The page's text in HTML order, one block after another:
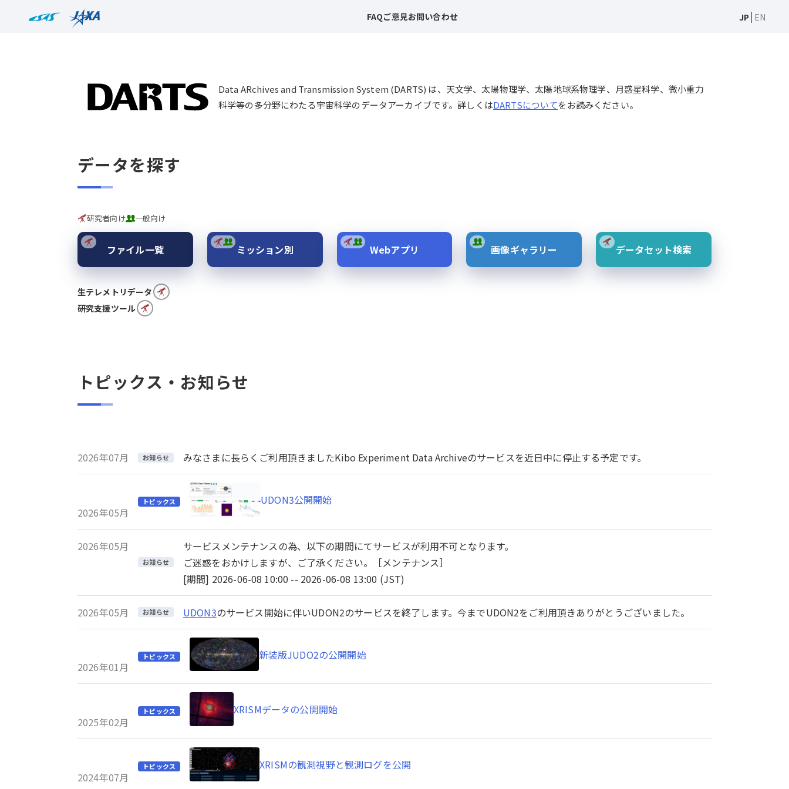
FAQご意見お問い合わせ JP EN
Data ARchives and Transmission System (DARTS) は、天文学、太陽物理学、太陽地球系物理学、月惑星科学、微小重力
科学等の多分野にわたる宇宙科学のデータアーカイブです。詳しくはDARTSについてをお読みください。
データを探す
研究者向け 一般向け
ファイル一覧 ミッション別 Webアプリ 画像ギャラリー データセット検索
生テレメトリデータ
研究支援ツール
トピックス・お知らせ
2026年07月 お知らせ みなさまに長らくご利用頂きましたKibo Experiment Data Archiveのサービスを近日中に停止する予定です。
2026年05月
トピックス UDON3公開開始
2026年05月
お知らせ
サービスメンテナンスの為、以下の期間にてサービスが利用不可となります。
ご迷惑をおかけしますが、ご了承ください。［メンテナンス］
[期間] 2026-06-08 10:00 -- 2026-06-08 13:00 (JST)
2026年05月 お知らせ UDON3のサービス開始に伴いUDON2のサービスを終了します。今までUDON2をご利用頂きありがとうございました。
2026年01月
トピックス 新装版JUDO2の公開開始
2025年02月
トピックス XRISMデータの公開開始
2024年07月
トピックス XRISMの観測視野と観測ログを公開